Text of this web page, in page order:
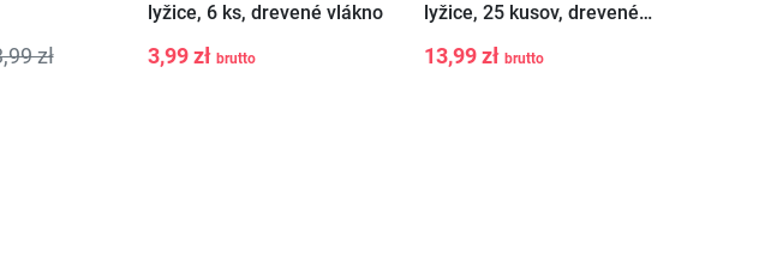
zł
lyžice, 6 ks, drevené vlákno
3,99 zł brutto
lyžice, 25 kusov, drevené
vlákno
13,99 zł brutto